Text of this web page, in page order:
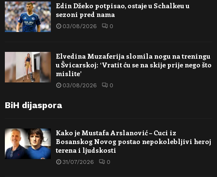
Edin Džeko potpisao, ostaje u Schalkeu u
sezoni pred nama
03/08/2026 0
Elvedina Muzaferija slomila nogu na treningu
u Švicarskoj: ‘Vratit ću se na skije prije nego što
mislite’
03/08/2026 0
BiH dijaspora
Kako je Mustafa Arslanović – Cuci iz
Bosanskog Novog postao nepokolebljivi heroj
terena i ljudskosti
31/07/2026 0